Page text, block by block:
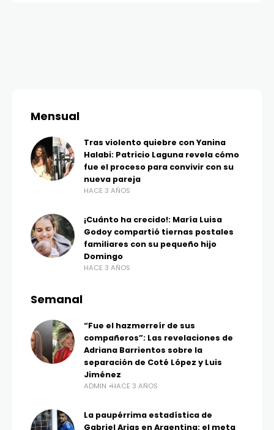
Mensual
Tras violento quiebre con Yanina
Halabi: Patricio Laguna revela cómo
fue el proceso para convivir con su
nueva pareja
HACE 3 AÑOS
¡Cuánto ha crecido!: María Luisa
Godoy compartió tiernas postales
familiares con su pequeño hijo
Domingo
HACE 3 AÑOS
Semanal
“Fue el hazmerreír de sus
compañeros”: Las revelaciones de
Adriana Barrientos sobre la
separación de Coté López y Luis
Jiménez
ADMIN HACE 3 AÑOS
La paupérrima estadística de
Gabriel Arias en Argentina: el meta